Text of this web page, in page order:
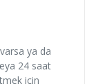
ya da
24 saat
için